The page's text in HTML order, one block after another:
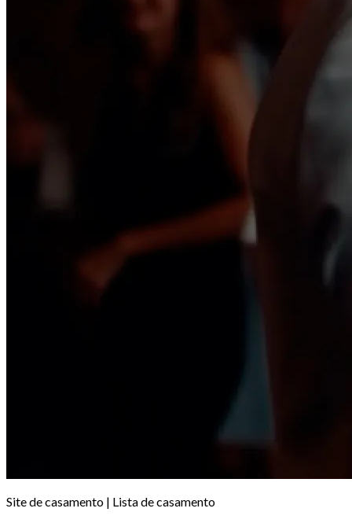
Site de casamento | Lista de casamento